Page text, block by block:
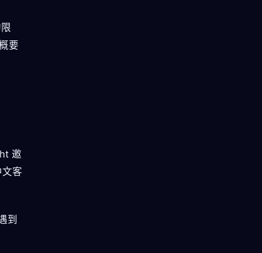
要
邀
客
到